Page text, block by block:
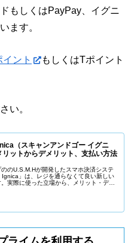
もしくはPayPay、イグニ
ます。
ント
もしくはTポイント
い。
（スキャンアンドゴー イグニ
リットからデメリット、支払い方法
のU.S.M.Hが開発したスマホ決済システ
Ignica」は、レジを通らなくて良い新しい
実際に使った立場から、メリット・デメ